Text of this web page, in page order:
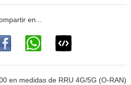
en medidas de RRU 4G/5G (O-RAN)